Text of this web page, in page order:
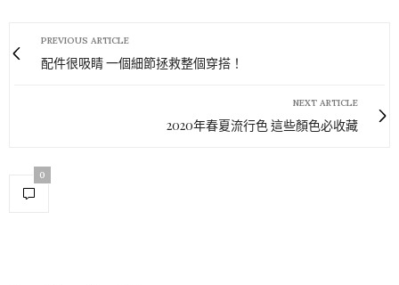
PREVIOUS ARTICLE
配件很吸睛 一個細節拯救整個穿搭！
NEXT ARTICLE
2020年春夏流行色 這些顏色必收藏
0